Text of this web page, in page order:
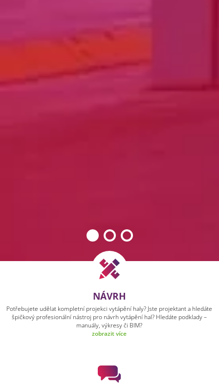
NÁVRH
Potřebujete udělat kompletní projekci vytápění haly? Jste projektant a hledáte
špičkový profesionální nástroj pro návrh vytápění hal? Hledáte podklady –
manuály, výkresy či BIM?
zobrazit více